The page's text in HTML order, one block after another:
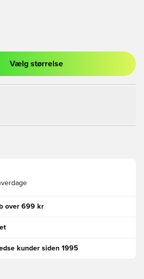
ind eller tilmelde dig som medlem
Vælg størrelse
over 699 kr
kunder siden 1995